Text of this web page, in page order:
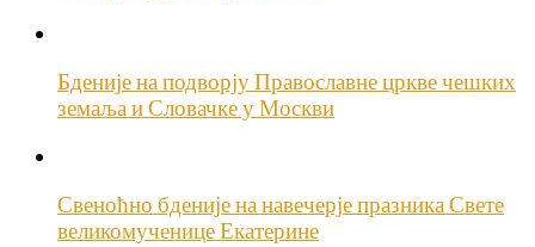
Бденије на подворју Православне цркве чешких
земаља и Словачке у Москви
Свеноћно бденије на навечерје празника Свете
великомученице Екатерине